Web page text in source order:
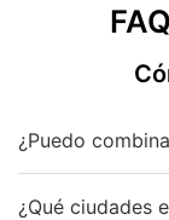
¿Puedo
¿Qué ciudades